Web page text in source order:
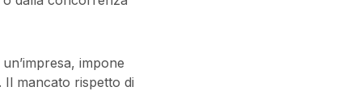
impone
Il mancato rispetto di